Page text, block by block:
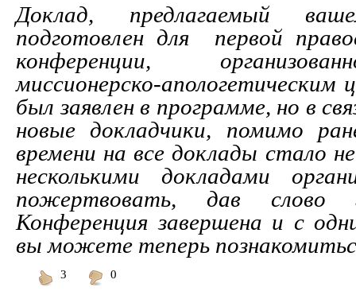
Доклад, предлагаемый
подготовлен для первой
конференции,
миссионерско-
был заявлен в программе, но в
новые докладчики, помимо
времени на все доклады стало
несколькими докладами
пожертвовать, дав слово
Конференция завершена и с
вы можете теперь
3
0